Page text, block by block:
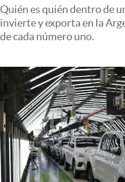
Otras secciones
Apertura
Clase
Mundial 2026
Eventos Corporativos
El Cronista Studio
Quién es quién dentro de
invierte y exporta en la
de cada número uno.